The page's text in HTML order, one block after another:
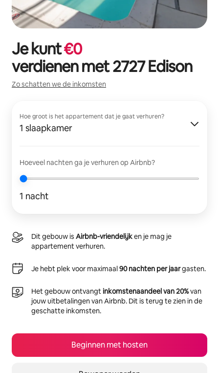
Je kunt€0
verdienen met2727 Edison
Zo schatten we de inkomsten
Hoe groot is het appartement dat je gaat verhuren?
1 slaapkamer
Hoeveel nachten ga je verhuren op Airbnb?
1 nacht
Dit gebouw is Airbnb-vriendelijken je mag je
appartement verhuren.
Je hebt plek voor maximaal90 nachten per jaargasten.
Het gebouw ontvangtinkomstenaandeel van 20%van
jouw uitbetalingen van Airbnb. Dit is terug te zien in de
geschatte inkomsten.
Beginnen met hosten